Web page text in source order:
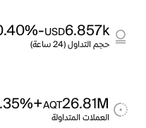
6.857k
USD
-0.40%
حجم التداول (24 ساعة)
26.81M
AQT
+89.35%
العملات المتداولة